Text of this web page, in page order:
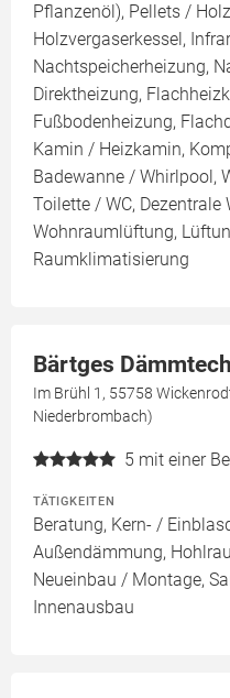
Pflanzenöl), Pellets /
Holzvergaserkessel,
Nachtspeicherheizung,
Direktheizung,
Fußbodenheizung,
Kamin / Heizkamin,
Badewanne / Whirlpool,
Toilette / WC,
Wohnraumlüftung,
Raumklimatisierung
Bärtges
Im Brühl 1, 55758
Niederbrombach)
5 mit einer
TÄTIGKEITEN
Beratung, Kern- /
Außendämmung,
Neueinbau / Montage,
Innenausbau